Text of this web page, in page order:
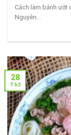
Cách làm bánh ướt
Nguyên...
28
Th3